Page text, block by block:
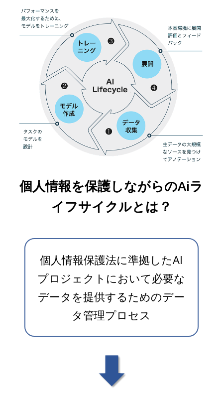
個人情報を保護しながらのAiラ
イフサイクルとは？
個人情報保護法に準拠したAI
プロジェクトにおいて必要な
データを提供するためのデー
タ管理プロセス